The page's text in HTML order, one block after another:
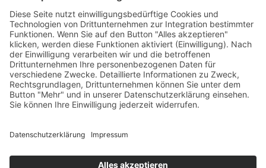
Lage
Die Ferienwohnung Nr. 2 liegt im 1. Stock des Hauses, ist 103
m² groß und bietet Platz für 2-6 Personen.
Beschreibung
1 Wohnzimmer mit Holz-Küchenzeile
2 Schlafzimmer mit Doppelbetten
2 Duschbäder mit WC